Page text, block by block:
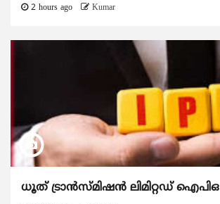
2 hours ago Kumar
ധൂത് ട്രാൻസ്മിഷൻ ലിമിറ്റഡ് ഐപിഒ